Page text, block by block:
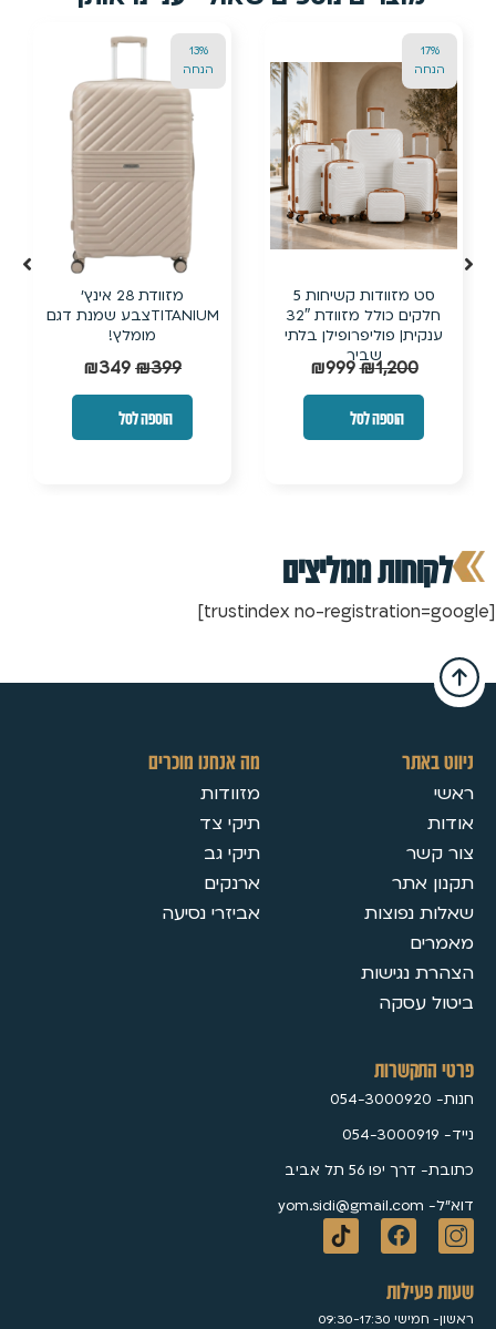
13%
הנחה
מזוודת 28 אינץ’
TITANIUMצבע שמנת דגם
מומלץ!
₪399
₪349
הוספה לסל
24%
הנחה
מזוודת טרולי קשיחה בלתי
שבירה עם ביוטי קייס תואם
₪249
₪190
הוספה לסל
מה אנחנו מוכרים
מזוודות
תיקי צד
תיקי גב
ארנקים
אביזרי נסיעה